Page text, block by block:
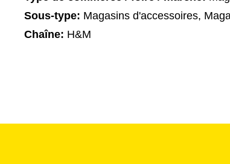
Sous-type: Magasins d'accessoires,
Chaîne: H&M